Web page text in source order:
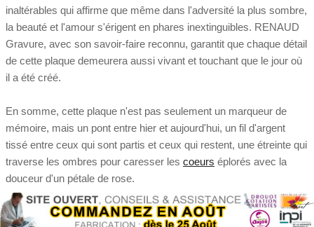
inaltérables qui affirme que même dans l'adversité la plus sombre,
la beauté et l'amour s'érigent en phares inextinguibles. RENAUD
Gravure, avec son savoir-faire reconnu, garantit que chaque détail
de cette plaque demeurera aussi vivant et touchant que le jour où
il a été créé.
En somme, cette plaque n'est pas seulement un marqueur de
mémoire, mais un pont entre hier et aujourd'hui, un fil d'argent
tissé entre ceux qui sont partis et ceux qui restent, une étreinte qui
traverse les ombres pour caresser les coeurs éplorés avec la
douceur d'un pétale de rose.